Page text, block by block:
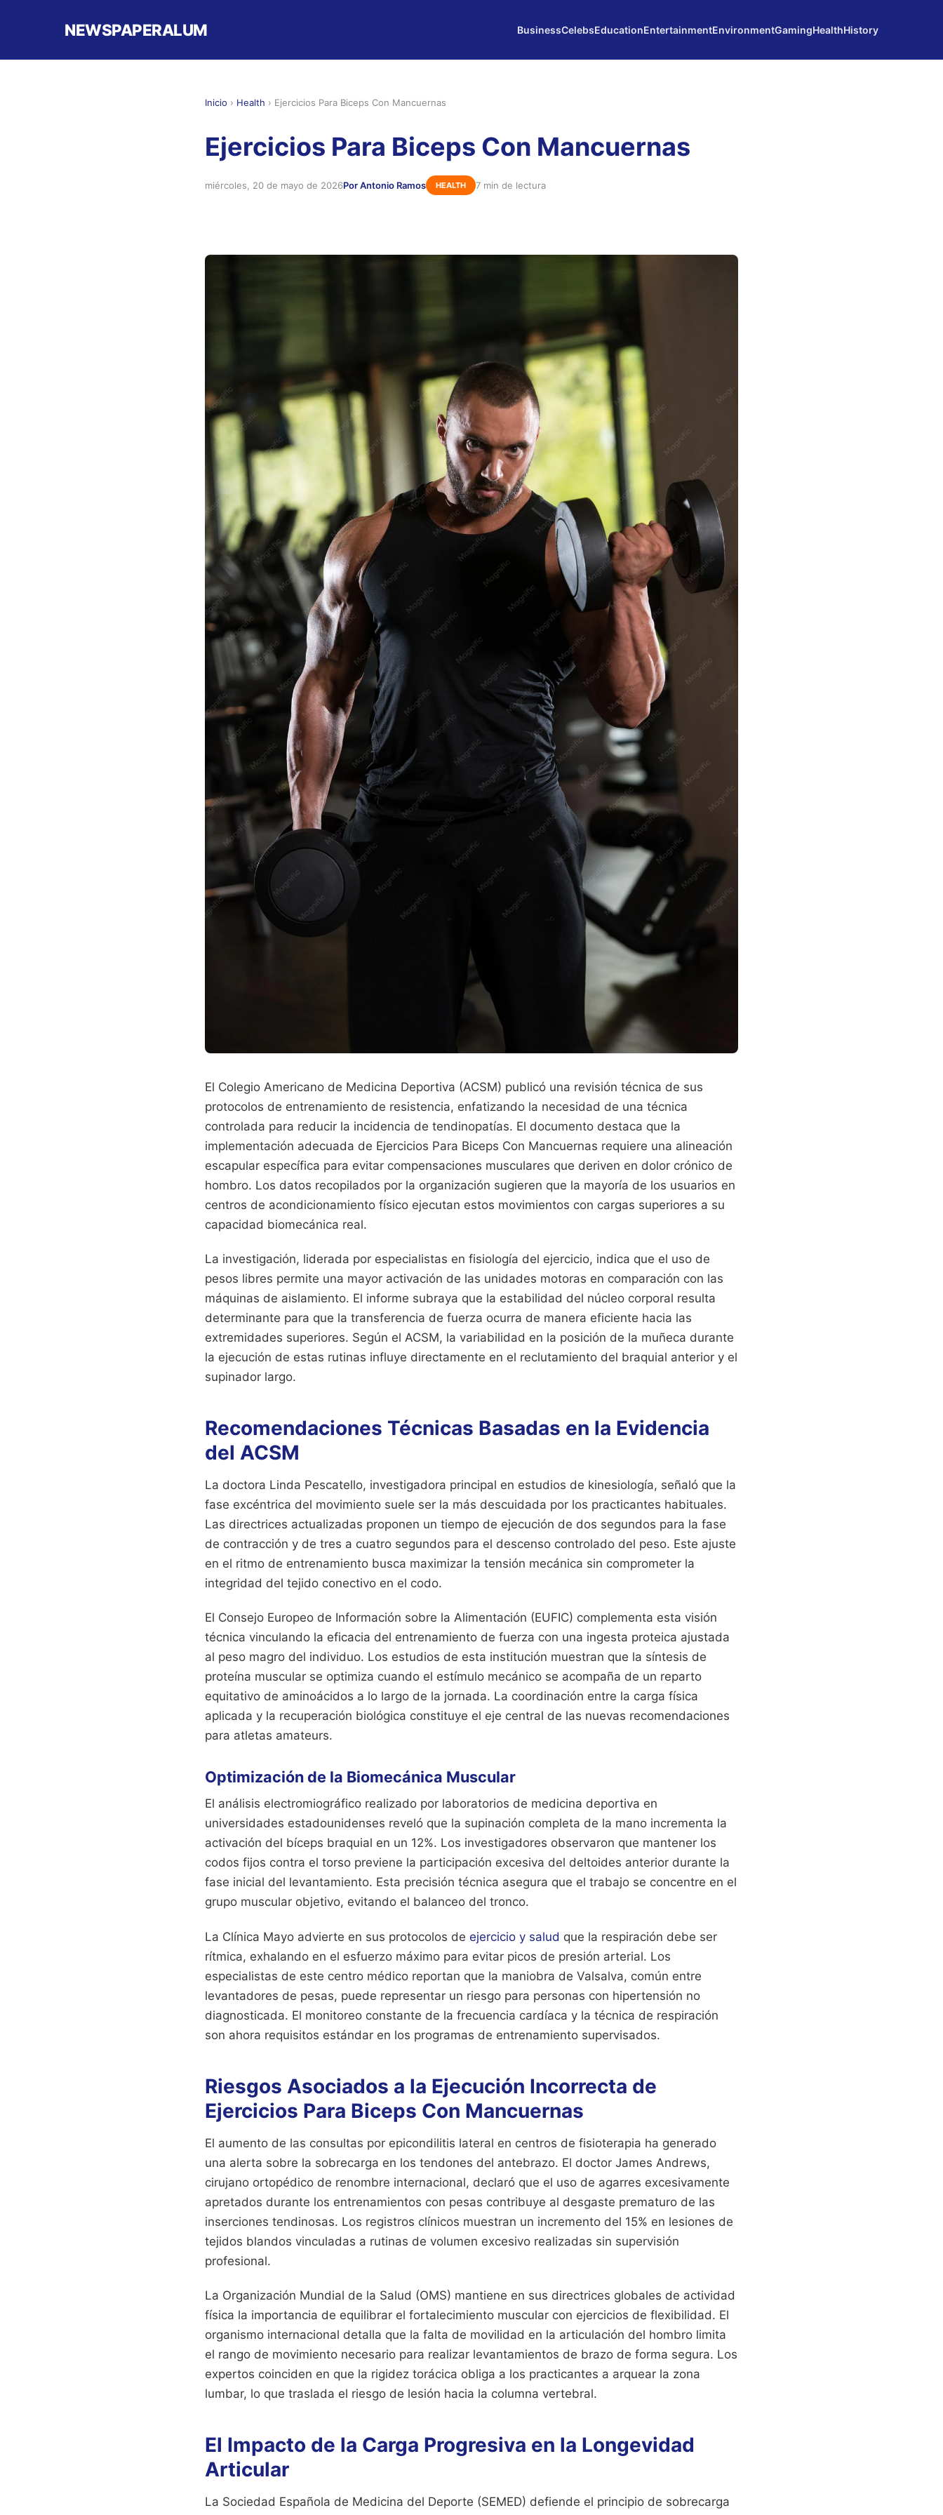
NEWSPAPERALUM BusinessCelebsEducationEntertainmentEnvironmentGamingHealthHistory
Inicio › Health › Ejercicios Para Biceps Con Mancuernas
Ejercicios Para Biceps Con Mancuernas
miércoles, 20 de mayo de 2026Por Antonio Ramos HEALTH 7 min de lectura
El Colegio Americano de Medicina Deportiva (ACSM) publicó una revisión técnica de sus
protocolos de entrenamiento de resistencia, enfatizando la necesidad de una técnica
controlada para reducir la incidencia de tendinopatías. El documento destaca que la
implementación adecuada de Ejercicios Para Biceps Con Mancuernas requiere una alineación
escapular específica para evitar compensaciones musculares que deriven en dolor crónico de
hombro. Los datos recopilados por la organización sugieren que la mayoría de los usuarios en
centros de acondicionamiento físico ejecutan estos movimientos con cargas superiores a su
capacidad biomecánica real.
La investigación, liderada por especialistas en fisiología del ejercicio, indica que el uso de
pesos libres permite una mayor activación de las unidades motoras en comparación con las
máquinas de aislamiento. El informe subraya que la estabilidad del núcleo corporal resulta
determinante para que la transferencia de fuerza ocurra de manera eficiente hacia las
extremidades superiores. Según el ACSM, la variabilidad en la posición de la muñeca durante
la ejecución de estas rutinas influye directamente en el reclutamiento del braquial anterior y el
supinador largo.
Recomendaciones Técnicas Basadas en la Evidencia
del ACSM
La doctora Linda Pescatello, investigadora principal en estudios de kinesiología, señaló que la
fase excéntrica del movimiento suele ser la más descuidada por los practicantes habituales.
Las directrices actualizadas proponen un tiempo de ejecución de dos segundos para la fase
de contracción y de tres a cuatro segundos para el descenso controlado del peso. Este ajuste
en el ritmo de entrenamiento busca maximizar la tensión mecánica sin comprometer la
integridad del tejido conectivo en el codo.
El Consejo Europeo de Información sobre la Alimentación (EUFIC) complementa esta visión
técnica vinculando la eficacia del entrenamiento de fuerza con una ingesta proteica ajustada
al peso magro del individuo. Los estudios de esta institución muestran que la síntesis de
proteína muscular se optimiza cuando el estímulo mecánico se acompaña de un reparto
equitativo de aminoácidos a lo largo de la jornada. La coordinación entre la carga física
aplicada y la recuperación biológica constituye el eje central de las nuevas recomendaciones
para atletas amateurs.
Optimización de la Biomecánica Muscular
El análisis electromiográfico realizado por laboratorios de medicina deportiva en
universidades estadounidenses reveló que la supinación completa de la mano incrementa la
activación del bíceps braquial en un 12%. Los investigadores observaron que mantener los
codos fijos contra el torso previene la participación excesiva del deltoides anterior durante la
fase inicial del levantamiento. Esta precisión técnica asegura que el trabajo se concentre en el
grupo muscular objetivo, evitando el balanceo del tronco.
La Clínica Mayo advierte en sus protocolos de ejercicio y salud que la respiración debe ser
rítmica, exhalando en el esfuerzo máximo para evitar picos de presión arterial. Los
especialistas de este centro médico reportan que la maniobra de Valsalva, común entre
levantadores de pesas, puede representar un riesgo para personas con hipertensión no
diagnosticada. El monitoreo constante de la frecuencia cardíaca y la técnica de respiración
son ahora requisitos estándar en los programas de entrenamiento supervisados.
Riesgos Asociados a la Ejecución Incorrecta de
Ejercicios Para Biceps Con Mancuernas
El aumento de las consultas por epicondilitis lateral en centros de fisioterapia ha generado
una alerta sobre la sobrecarga en los tendones del antebrazo. El doctor James Andrews,
cirujano ortopédico de renombre internacional, declaró que el uso de agarres excesivamente
apretados durante los entrenamientos con pesas contribuye al desgaste prematuro de las
inserciones tendinosas. Los registros clínicos muestran un incremento del 15% en lesiones de
tejidos blandos vinculadas a rutinas de volumen excesivo realizadas sin supervisión
profesional.
La Organización Mundial de la Salud (OMS) mantiene en sus directrices globales de actividad
física la importancia de equilibrar el fortalecimiento muscular con ejercicios de flexibilidad. El
organismo internacional detalla que la falta de movilidad en la articulación del hombro limita
el rango de movimiento necesario para realizar levantamientos de brazo de forma segura. Los
expertos coinciden en que la rigidez torácica obliga a los practicantes a arquear la zona
lumbar, lo que traslada el riesgo de lesión hacia la columna vertebral.
El Impacto de la Carga Progresiva en la Longevidad
Articular
La Sociedad Española de Medicina del Deporte (SEMED) defiende el principio de sobrecarga